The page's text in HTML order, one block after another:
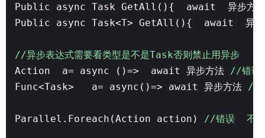
Public async Task GetAll(){ await 异步方
Public async Task<T> GetAll(){ await 异
//异步表达式需要看类型是不是Task否则禁止用异步
Action a= async ()=> await 异步方法
//错误
Func<Task> a= async()=> await 异步方法
//
Parallel.Foreach(Action action) //错误 不是